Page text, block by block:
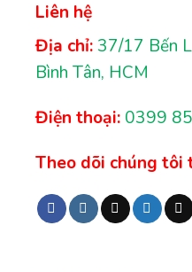
Liên hệ
Địa chỉ: 37/17 Bến
Bình Tân, HCM
Điện thoại: 0399
Theo dõi chúng tôi